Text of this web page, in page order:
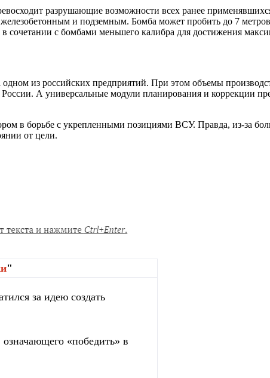
разрушающие возможности всех ранее
и подземным. Бомба может пробить до 7
сочетании с бомбами меньшего калибра для достижения
из российских предприятий. При этом объемы
А универсальные модули планирования и коррекции
в борьбе с укрепленными позициями ВСУ. Правда, из-за
от цели.
"
за идею создать
«победить» в